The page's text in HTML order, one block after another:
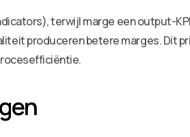
terwijl marge een output-
produceren betere marges. Dit